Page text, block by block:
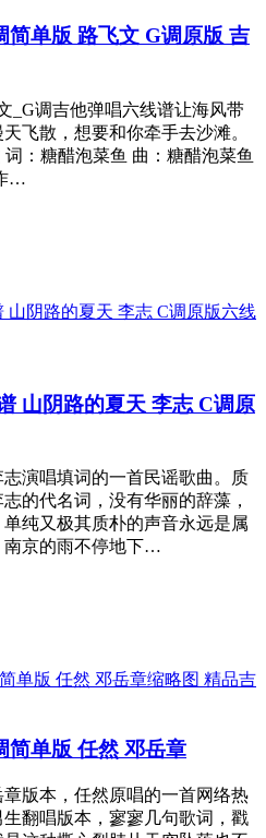
简单版 路飞文 G调原版 吉
_G调吉他弹唱六线谱让海风带
飞散，想要和你牵手去沙滩。
：糖醋泡菜鱼 曲：糖醋泡菜鱼
…
山阴路的夏天 李志 C调原
演唱填词的一首民谣歌曲。质
的代名词，没有华丽的辞藻，
纯又极其质朴的声音永远是属
南京的雨不停地下…
精品吉
简单版 任然 邓岳章
版本，任然原唱的一首网络热
翻唱版本，寥寥几句歌词，戳